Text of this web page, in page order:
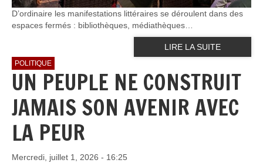
D’ordinaire les manifestations littéraires se déroulent dans des
espaces fermés : bibliothèques, médiathèques…
LIRE LA SUITE
POLITIQUE
UN PEUPLE NE CONSTRUIT
JAMAIS SON AVENIR AVEC
LA PEUR
Mercredi, juillet 1, 2026 - 16:25